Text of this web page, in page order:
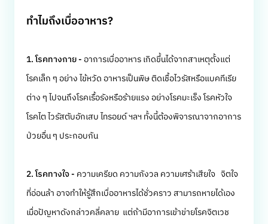
ทำไมถึงเบื่ออาหาร?
1. โรคทางกาย - อาการเบื่ออาหาร เกิดขึ้นได้จากสาเหตุตั้งแต่
โรคเล็ก ๆ อย่าง ไข้หวัด อาหารเป็นพิษ ติดเชื้อไวรัสหรือแบคทีเรีย
ต่าง ๆ ไปจนถึงโรคเรื้อรังหรือร้ายแรง อย่างโรคมะเร็ง โรคหัวใจ
โรคไต ไวรัสตับอักเสบ ไทรอยด์ ฯลฯ ทั้งนี้ต้องพิจารณาจากอาการ
ป่วยอื่น ๆ ประกอบกัน
2. โรคทางใจ - ความเครียด ความกังวล ความเศร้าเสียใจ จิตใจ
ที่อ่อนล้า อาจทำให้รู้สึกเบื่ออาหารได้ชั่วคราว สามารถหายได้เอง
เมื่อปัญหาดังกล่าวคลี่คลาย แต่ถ้ามีอาการเข้าข่ายโรคจิตเวช